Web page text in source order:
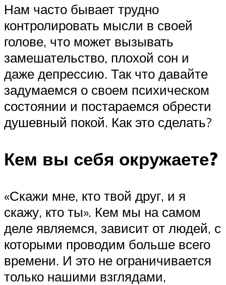
Нам часто бывает трудно
контролировать мысли в своей
голове, что может вызывать
замешательство, плохой сон и
даже депрессию. Так что давайте
задумаемся о своем психическом
состоянии и постараемся обрести
душевный покой. Как это сделать?
Кем вы себя окружаете?
«Скажи мне, кто твой друг, и я
скажу, кто ты». Кем мы на самом
деле являемся, зависит от людей, с
которыми проводим больше всего
времени. И это не ограничивается
только нашими взглядами,